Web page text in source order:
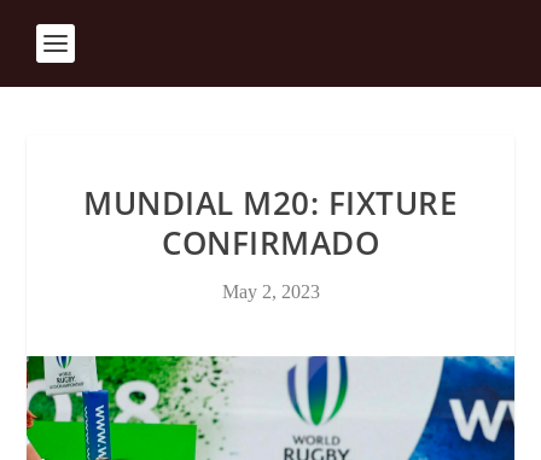
MUNDIAL M20: FIXTURE
CONFIRMADO
May 2, 2023